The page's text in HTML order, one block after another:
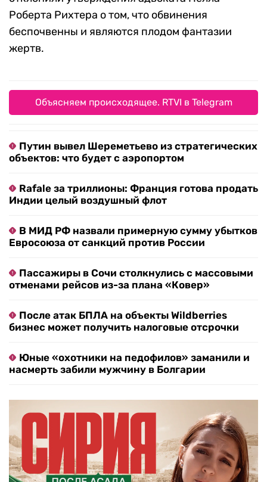
Роберта Рихтера о том, что обвинения
беспочвенны и являются плодом фантазии
жертв.
Объясняем происходящее. RTVI в Telegram
Путин вывел Шереметьево из стратегических
объектов: что будет с аэропортом
Rafale за триллионы: Франция готова продать
Индии целый воздушный флот
В МИД РФ назвали примерную сумму убытков
Евросоюза от санкций против России
Пассажиры в Сочи столкнулись с массовыми
отменами рейсов из-за плана «Ковер»
После атак БПЛА на объекты Wildberries
бизнес может получить налоговые отсрочки
Юные «охотники на педофилов» заманили и
насмерть забили мужчину в Болгарии